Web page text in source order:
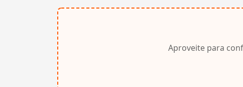
Aproveite para